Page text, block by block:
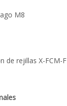
M8
de rejillas X-FCM-F